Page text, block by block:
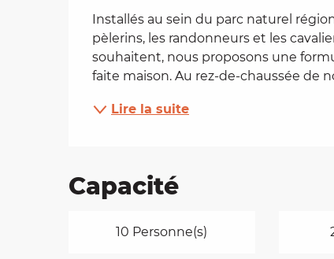
Description
Installés au sein du parc naturel
pèlerins, les randonneurs et les
souhaitent, nous proposons une
faite maison. Au rez-de-chaussée de
Lire la suite
Capacité
10 Personne(s)